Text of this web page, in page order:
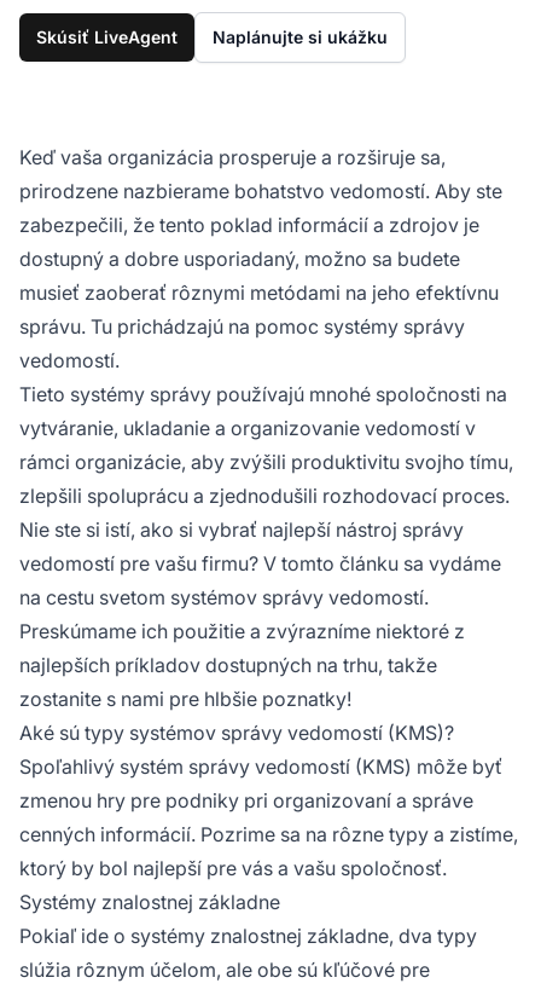
Skúsiť LiveAgent Naplánujte si ukážku
Keď vaša organizácia prosperuje a rozširuje sa,
prirodzene nazbierame bohatstvo vedomostí. Aby ste
zabezpečili, že tento poklad informácií a zdrojov je
dostupný a dobre usporiadaný, možno sa budete
musieť zaoberať rôznymi metódami na jeho efektívnu
správu. Tu prichádzajú na pomoc systémy správy
vedomostí.
Tieto systémy správy používajú mnohé spoločnosti na
vytváranie, ukladanie a organizovanie vedomostí v
rámci organizácie, aby zvýšili produktivitu svojho tímu,
zlepšili spoluprácu a zjednodušili rozhodovací proces.
Nie ste si istí, ako si vybrať najlepší nástroj správy
vedomostí pre vašu firmu? V tomto článku sa vydáme
na cestu svetom systémov správy vedomostí.
Preskúmame ich použitie a zvýrazníme niektoré z
najlepších príkladov dostupných na trhu, takže
zostanite s nami pre hlbšie poznatky!
Aké sú typy systémov správy vedomostí (KMS)?
Spoľahlivý systém správy vedomostí (KMS) môže byť
zmenou hry pre podniky pri organizovaní a správe
cenných informácií. Pozrime sa na rôzne typy a zistíme,
ktorý by bol najlepší pre vás a vašu spoločnosť.
Systémy znalostnej základne
Pokiaľ ide o systémy znalostnej základne, dva typy
slúžia rôznym účelom, ale obe sú kľúčové pre